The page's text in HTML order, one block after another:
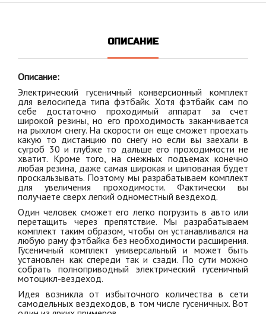
ОПИСАНИЕ
Описание:
Электрический гусеничный конверсионный комплект
для велосипеда типа фэтбайк. Хотя фэтбайк сам по
себе достаточно проходимый аппарат за счет
широкой резины, но его проходимость заканчивается
на рыхлом снегу. На скорости он еще сможет проехать
какую то дистанцию по снегу но если вы заехали в
сугроб 30 и глубже то дальше его проходимости не
хватит. Кроме того, на снежных подъемах конечно
любая резина, даже самая широкая и шипованая будет
проскальзывать. Поэтому мы разрабатываем комплект
для увеличения проходимости. Фактически вы
получаете сверх легкий одноместный вездеход.
Один человек сможет его легко погрузить в авто или
перетащить через препятствие. Мы разрабатываем
комплект таким образом, чтобы он устанавливался на
любую раму фэтбайка без необходимости расширения.
Гусеничный комплект универсальный и может быть
установлен как спереди так и сзади. По сути можно
собрать полноприводный электрический гусеничный
мотоцикл-вездеход.
Идея возникла от избыточного количества в сети
самодельных вездеходов, в том числе гусеничных. Вот